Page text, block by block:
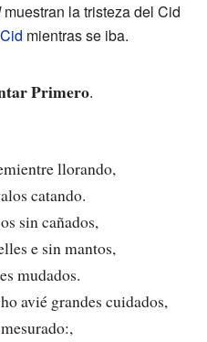
muestran la tristeza del Cid
mientras se iba.
Primero.
llorando,
catando.
sin cañados,
e sin mantos,
mudados.
avié grandes cuidados,